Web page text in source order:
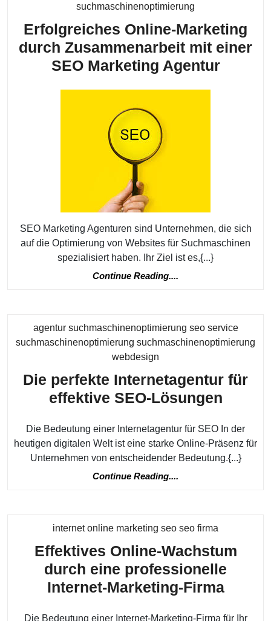
suchmaschinenoptimierung
Erfolgreiches Online-Marketing
durch Zusammenarbeit mit einer
SEO Marketing Agentur
SEO Marketing Agenturen sind Unternehmen, die sich
auf die Optimierung von Websites für Suchmaschinen
spezialisiert haben. Ihr Ziel ist es,{...}
Continue Reading....
agentur suchmaschinenoptimierung seo service
suchmaschinenoptimierung suchmaschinenoptimierung
webdesign
Die perfekte Internetagentur für
effektive SEO-LösungenDie
für
Die Bedeutung einer Internetagentur für SEO In der
heutigen digitalen Welt ist eine starke Online-Präsenz für
Unternehmen von entscheidender Bedeutung.{...}
Continue Reading....
internet online marketing seo seo firma
Effektives Online-Wachstum
durch eine professionelle
Internet-Marketing-Firma
Die Bedeutung einer Internet-Marketing-Firma für Ihr